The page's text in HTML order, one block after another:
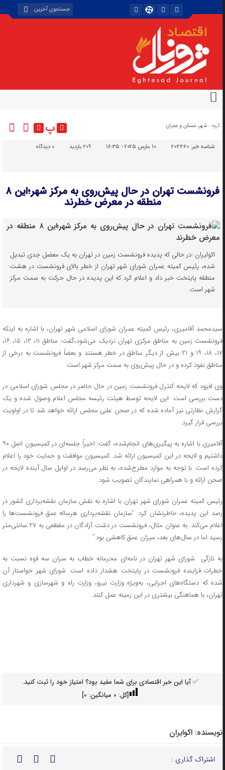
گروه : شهر، مسکن و عمران پ
شناسه خبر:204460 10 مارس 2025 - 16:35 209 بازدید دیدگاه
فرونشست تهران در حال پیش‌روی به مرکز شهر؛این ۸
منطقه در معرض خطرند
اکوایران :‌در حالی که پدیده فرونشست زمین در تهران به یک معضل جدی تبدیل
شده، رئیس کمیته عمران شورای شهر تهران از خطر بالای فرونشست در هشت
منطقه پایتخت خبر داد و اعلام کرد که این پدیده در حال حرکت به سمت مرکز
شهر است.
سیدمحمد آقامیری، رئیس کمیته عمران شورای اسلامی شهر تهران، با اشاره به اینکه
فرونشست زمین به مناطق مرکزی تهران نزدیک می‌شود،گفت: مناطق ۱۱، ۱۲، ۱۵، ۱۶،
۱۷، ۱۸، ۱۹ و ۲۱ بیش از دیگر مناطق در خطر هستند و بعضاً فرونشست به برخی از
مناطق نفوذ کرده و در حال پیش‌روی به سمت مرکز شهر است.
وی افزود که لایحه کنترل فرونشست زمین در حال حاضر در مجلس شورای اسلامی در
دست بررسی است. این لایحه توسط هیئت رئیسه مجلس اعلام وصول شده و یک
گزارش نظارتی نیز آماده شده که در صحن علنی مجلس ارائه خواهد شد تا در اولویت
بررسی قرار گیرد.
آقامیری با اشاره به پیگیری‌های انجام‌شده، گفت: اخیراً جلسه‌ای در کمیسیون اصل ۹۰
داشتیم و لایحه در این کمیسیون ارائه شد. کمیسیون موافقت و حمایت خود را اعلام
کرده است. با توجه به موارد مطرح‌شده، به نظر می‌رسد در اوایل سال آینده لایحه در
صحن ارائه و با همراهی نمایندگان تصویب شود.
رئیس کمیته عمران شورای شهر تهران با اشاره به نقش سازمان نقشه‌برداری کشور در
رصد این پدیده، خاطرنشان کرد: “سازمان نقشه‌برداری هرساله عمق فرونشست‌ها را
اعلام می‌کند. به عنوان مثال، فرونشست در دشت آزادگان در مقطعی به ۲۷ سانتی‌متر
رسید اما در سال‌های بعد، میزان عمق کاهشی بود.”
به تازگی شورای شهر تهران در نامه‌ای محرمانه خطاب به سران سه قوه نسبت به
خطرات فزاینده فرونشست در پایتخت هشدار داده است. شورای شهر خواستار آن
شده که دستگاه‌های اجرایی، به‌ویژه وزارت نیرو، وزارت راه و شهرسازی و شهرداری
تهران، با هماهنگی بیشتری در این زمینه عمل کنند.
✅ آیا این خبر اقتصادی برای شما مفید بود؟ امتیاز خود را ثبت کنید.
[کل: 0میانگین: 0
]
نویسنده: اکوایران
اشتراک گذاری :